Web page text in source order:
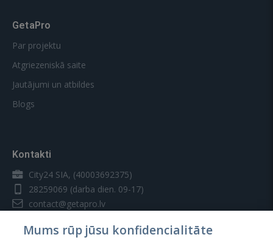
GetaPro
Par projektu
Atgriezeniskā saite
Jautājumi un atbildes
Blogs
Kontakti
City24 SIA, (40003692375)
28259069 (darba dien. 09-17)
contact@getapro.lv
Mums rūp jūsu konfidencialitāte